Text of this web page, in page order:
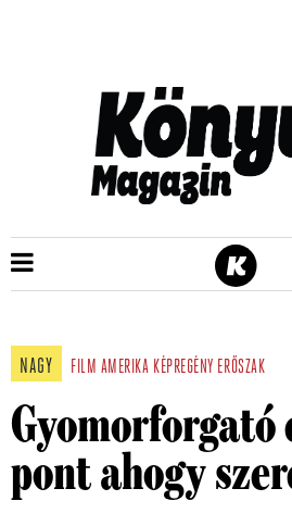
NAGY FILM AMERIKA KÉPREGÉNY ERŐSZAK
Gyomorforgató
pont ahogy